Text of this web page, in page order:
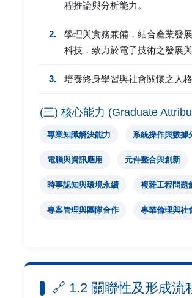
程推論與分析能力。
2.
學理與實務兼備，結合產業發
科技，致力於電子技術之發展與
3. 培養終身學習與社會關懷之人格
(三) 核心能力 (Graduate
專業知識解決能力 系統操作與數據
電腦與資訊應用 元件整合與創新
時事認知與環境永續 複雜工程問題
專案管理與團隊合作 專業倫理與社
🔗 1.2 關聯性及形成流